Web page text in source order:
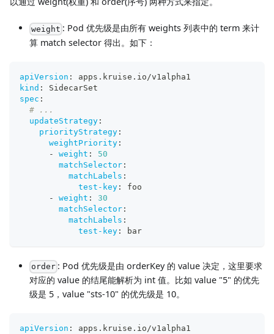
weight : Pod 优先级是由所有 weights 列表中的 term 来计
算 match selector 得出。如下：
apiVersion :
apps.kruise.io/v1alpha1
kind :
SidecarSet
spec :
# ...
updateStrategy :
priorityStrategy :
weightPriority :
-
weight :
50
matchSelector :
matchLabels :
test-key :
foo
-
weight :
30
matchSelector :
matchLabels :
test-key : bar
order : Pod 优先级是由 orderKey 的 value 决定，这里要求
对应的 value 的结尾能解析为 int 值。比如 value "5" 的优先
级是 5，value "sts-10" 的优先级是 10。
apiVersion :
apps.kruise.io/v1alpha1